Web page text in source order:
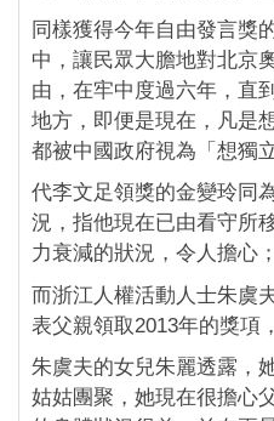
同樣獲得今年自由發言獎
中，讓民眾大膽地對北京
由，在牢中度過六年，直
地方，即便是現在，凡是
都被中國政府視為「想獨
代李文足領獎的金變玲同
況，指他現在已由看守所
力衰減的狀況，令人擔心
而浙江人權活動人士朱虞
表父親領取2013年的獎項
朱虞夫的女兒朱麗透露，
姑姑團聚，她現在很擔心